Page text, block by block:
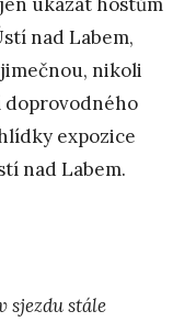
nad Labem,
nikoli
doprovodného
expozice
nad Labem.
sjezdu stále